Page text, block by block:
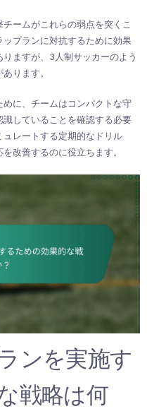
ームがこれらの弱点を突くこ
プランに対抗するために効果
ますが、3人制サッカーのよう
ります。
に、チームはコンパクトな守
していることを確認する必要
レートする定期的なドリル
改善するのに役立ちます。
ンを実施す
戦略は何